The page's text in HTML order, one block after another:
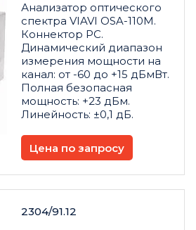
Анализатор оптического
спектра VIAVI OSA-110M.
Коннектор PC.
Динамический диапазон
измерения мощности на
канал: от -60 до +15 дБмВт.
Полная безопасная
мощность: +23 дБм.
Линейность: ±0,1 дБ.
Цена по запросу
2304/91.12